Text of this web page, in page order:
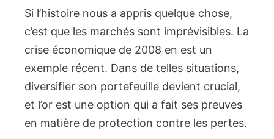
Si l’histoire nous a appris quelque chose,
c’est que les marchés sont imprévisibles. La
crise économique de 2008 en est un
exemple récent. Dans de telles situations,
diversifier son portefeuille devient crucial,
et l’or est une option qui a fait ses preuves
en matière de protection contre les pertes.